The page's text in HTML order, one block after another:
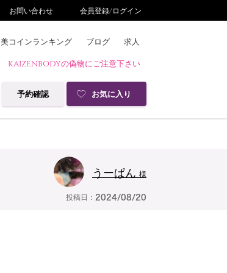
お問い合わせ 会員登録/ログイン
美コインランキング ブログ 求人
KAIZENBODYの偽物にご注意下さい
予約確認 お気に入り
うーぱん 様
投稿日： 2024/08/20